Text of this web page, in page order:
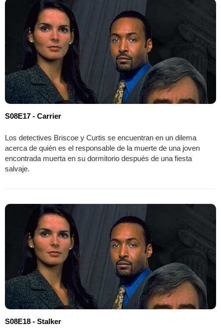
S08E17 - Carrier
Los detectives Briscoe y Curtis se encuentran en un dilema
acerca de quién es el responsable de la muerte de una joven
encontrada muerta en su dormitorio después de una fiesta
salvaje.
S08E18 - Stalker